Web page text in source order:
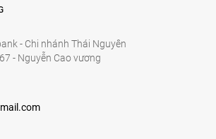
- Chi nhánh Thái Nguyên
- Nguyễn Cao vương